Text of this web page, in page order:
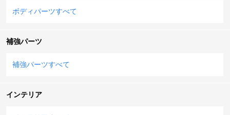
ボディパーツすべて
補強パーツ
補強パーツすべて
インテリア